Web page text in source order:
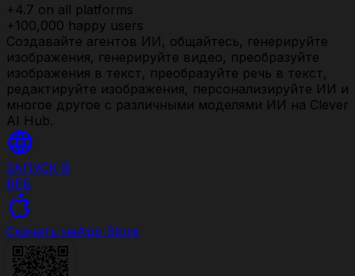
+4.7 on all platforms
+100,000 happy users
Создавайте агентов ИИ, общайтесь, генерируйте
изображения, генерируйте видео, преобразуйте
изображения в текст, преобразуйте речь в текст,
редактируйте изображения, персонализируйте ИИ и
многое другое с различными моделями ИИ на Clever
AI Hub.
ЗАПУСК В
ВЕБ
Скачать наApp Store